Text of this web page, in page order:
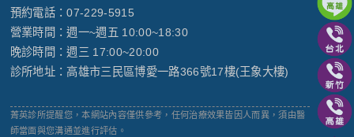
預約電話：07-229-5915
營業時間：週一~週五 10:00~18:30
晚診時間：週三 17:00~20:00
診所地址：高雄市三民區博愛一路366號17樓(王象大樓)
菁英診所提醒您，本網站內容僅供參考，任何治療效果皆因人而異，須由醫
師當面與您溝通並進行評估。